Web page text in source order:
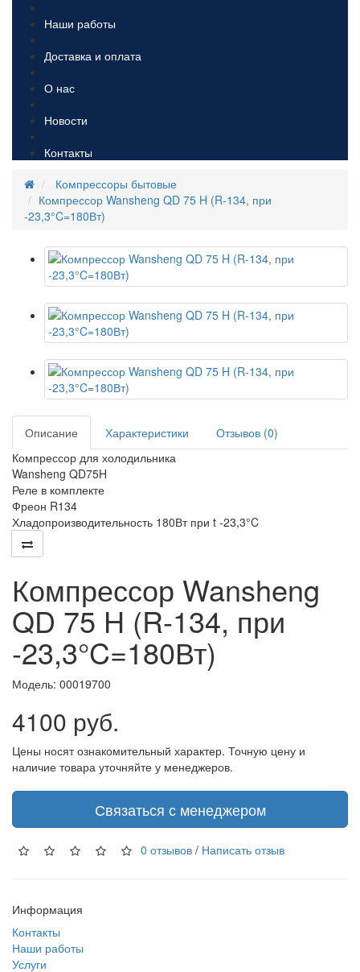
Наши работы
Доставка и оплата
О нас
Новости
Контакты
Компрессоры бытовые
Компрессор Wansheng QD 75 H (R-134, при
-23,3°C=180Вт)
Описание Характеристики
Отзывов (0)
Компрессор для холодильника
Wansheng QD75H
Реле в комплекте
Фреон R134
Хладопроизводительность 180Вт при t -23,3°C
Компрессор Wansheng
QD 75 H (R-134, при
-23,3°C=180Вт)
Модель: 00019700
4100 руб.
Цены носят ознакомительный характер. Точную цену и
наличие товара уточняйте у менеджеров.
Связаться с менеджером
0 отзывов / Написать отзыв
Информация
Контакты
Наши работы
Услуги